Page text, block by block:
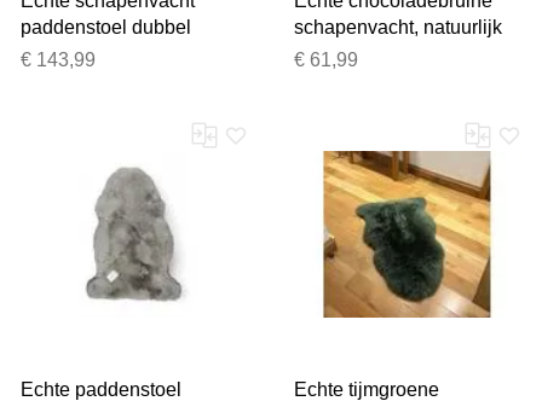
paddenstoel dubbel
natuurlijk pluizig
€ 143,99
schapenvacht, natuurlijk
zijdezacht, pluizig, echt
€ 61,99
Echte paddenstoel
Echte tijmgroene